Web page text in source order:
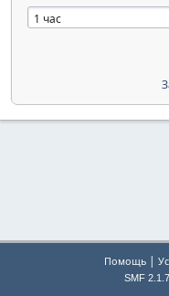
Помощь |
SMF